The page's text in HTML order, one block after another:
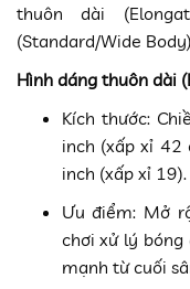
thuôn dài
(Standard/Wide
Hình dáng thuôn dài
Kích thước:
inch (xấp xỉ 42
inch (xấp xỉ 19).
Ưu điểm: Mở
chơi xử lý
mạnh từ cuối